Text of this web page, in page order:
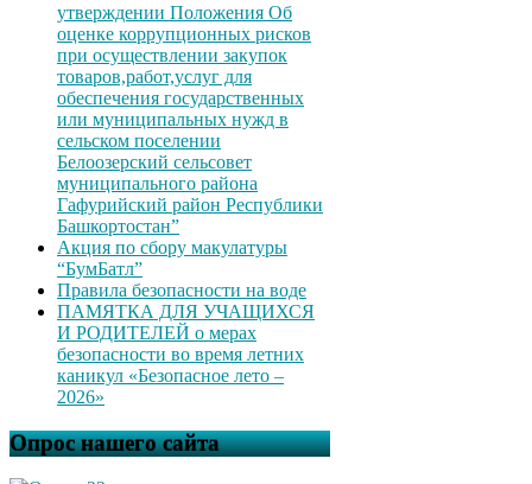
утверждении Положения Об
оценке коррупционных рисков
при осуществлении закупок
товаров,работ,услуг для
обеспечения государственных
или муниципальных нужд в
сельском поселении
Белоозерский сельсовет
муниципального района
Гафурийский район Республики
Башкортостан”
Акция по сбору макулатуры
“БумБатл”
Правила безопасности на воде
ПАМЯТКА ДЛЯ УЧАЩИХСЯ
И РОДИТЕЛЕЙ о мерах
безопасности во время летних
каникул «Безопасное лето –
2026»
Опрос нашего сайта